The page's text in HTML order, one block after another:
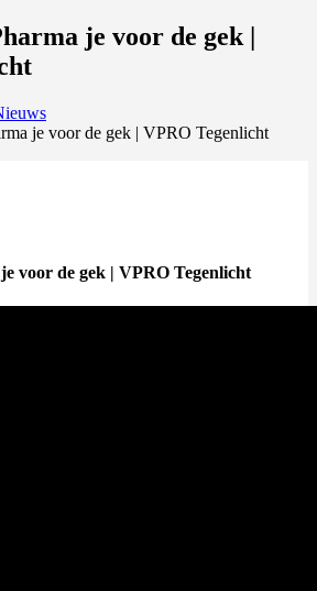
je voor de gek |
je voor de gek | VPRO Tegenlicht
voor de gek | VPRO Tegenlicht